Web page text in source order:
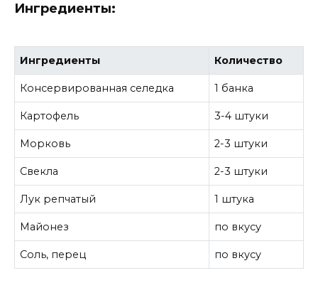
Ингредиенты:
Ингредиенты Количество
Консервированная селедка 1 банка
Картофель 3-4 штуки
Морковь 2-3 штуки
Свекла 2-3 штуки
Лук репчатый 1 штука
Майонез по вкусу
Соль, перец по вкусу